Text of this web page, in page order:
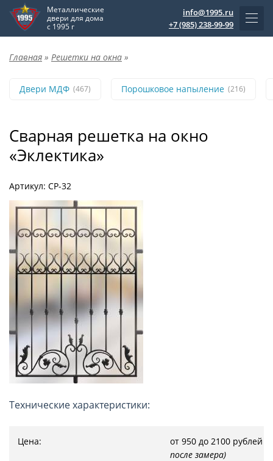
Металлические
двери для дома
с 1995 г
info@1995.ru
+7 (985) 238-99-99
Главная » Решетки на окна »
Двери МДФ (467) Порошковое напыление (216)
Сварная решетка на окно
«Эклектика»
Артикул: СР-32
Технические характеристики:
Цена: от 950 до 2100 рублей
после замера)